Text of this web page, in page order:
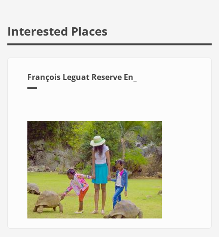
Interested Places
François Leguat Reserve En_